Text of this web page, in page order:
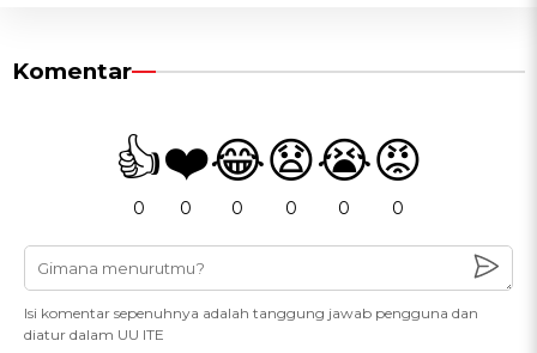
Komentar
👍
0
❤️
0
😂
0
😧
0
😭
0
😡
0
Isi komentar sepenuhnya adalah tanggung jawab pengguna dan
diatur dalam UU ITE